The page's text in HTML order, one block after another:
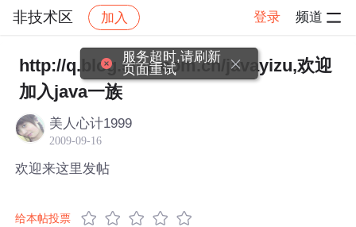
非技术区 加入 登录 频道
社区 非技术区 帖子详情
http://q.blog.sina.com.cn/javayizu,欢迎
加入java一族
美人心计1999
2009-09-16
欢迎来这里发帖
给本帖投票
服务超时,请刷新
页面重试